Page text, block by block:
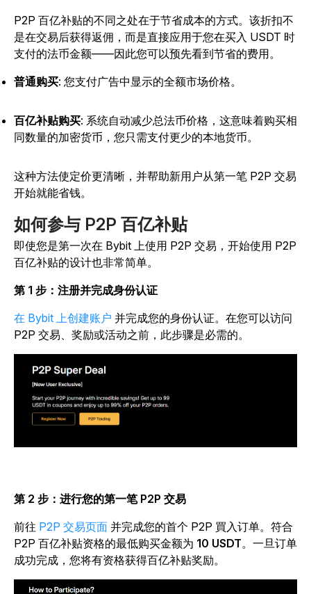
P2P 百亿补贴的不同之处在于节省成本的方式。该折扣不
是在交易后获得返佣，而是直接应用于您在买入 USDT 时
支付的法币金额——因此您可以预先看到节省的费用。
普通购买: 您支付广告中显示的全额市场价格。
百亿补贴购买: 系统自动减少总法币价格，这意味着购买相
同数量的加密货币，您只需支付更少的本地货币。
这种方法使定价更清晰，并帮助新用户从第一笔 P2P 交易
开始就能省钱。
如何参与 P2P 百亿补贴
即使您是第一次在 Bybit 上使用 P2P 交易，开始使用 P2P
百亿补贴的设计也非常简单。
第 1 步：注册并完成身份认证
在 Bybit 上创建账户 并完成您的身份认证。在您可以访问
P2P 交易、奖励或活动之前，此步骤是必需的。
第 2 步：进行您的第一笔 P2P 交易
前往 P2P 交易页面 并完成您的首个 P2P 買入订单。符合
P2P 百亿补贴资格的最低购买金额为 10 USDT。一旦订单
成功完成，您将有资格获得百亿补贴奖励。